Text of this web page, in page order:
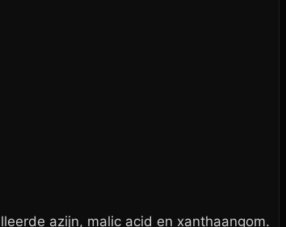
azijn, malic acid en xanthaangom.